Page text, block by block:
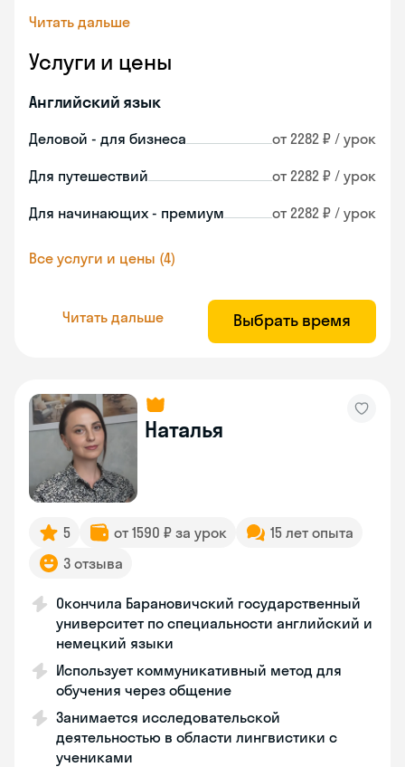
Читать дальше
Услуги и цены
Английский язык
Деловой - для бизнеса от 2282 ₽ / урок
Для путешествий от 2282 ₽ / урок
Для начинающих - премиум от 2282 ₽ / урок
Все услуги и цены (4)
Читать дальше Выбрать время
Наталья
5 от 1590 ₽ за урок
15 лет опыта
3 отзыва
Окончила Барановичский государственный
университет по специальности английский и
немецкий языки
Использует коммуникативный метод для
обучения через общение
Занимается исследовательской
деятельностью в области лингвистики с
учениками